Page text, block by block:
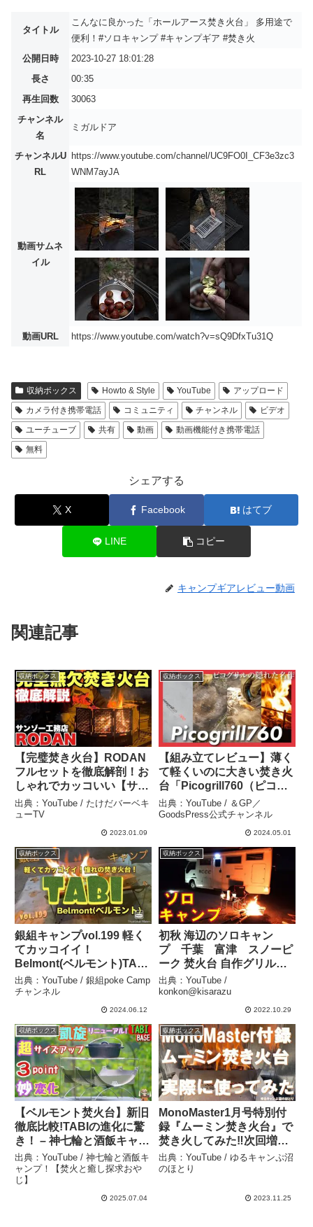
タイトル
こんなに良かった「ホールアース焚き火台」 多用途で
便利！#ソロキャンプ #キャンプギア #焚き火
公開日時
2023-10-27 18:01:28
長さ
00:35
再生回数
30063
チャンネル
名
ミガルドア
チャンネルU
RL
https://www.youtube.com/channel/UC9FO0I_CF3e3zc3
WNM7ayJA
動画サムネ
イル
動画URL https://www.youtube.com/watch?v=sQ9DfxTu31Q
収納ボックス Howto & Style YouTube
アップロード
カメラ付き携帯電話
コミュニティ チャンネル
ビデオ
ユーチューブ
共有 動画
動画機能付き携帯電話
無料
シェアする
X Facebook はてブ
LINE コピー
キャンプギアレビュー動画
関連記事
収納ボックス
【完璧焚き火台】RODAN
フルセットを徹底解剖！お
しゃれでカッコいい【サン
ゾー工務店ロダン】 – たけ
だバーベキューTV
出典：YouTube / たけだバーベキ
ューTV
2023.01.09
収納ボックス
【組み立てレビュー】薄く
て軽くいのに大きい焚き火
台「Picogrill760（ピコグ
リル760）」大は小を兼ね
る使い勝手の良さが魅力
#キャンプ #焚き火台 #ピコ
GoodsPress公式チャンネ
出典：YouTube / ＆GP／
GoodsPress公式チャンネル
2024.05.01
収納ボックス
銀組キャンプvol.199 軽く
てカッコイイ！
Belmont(ベルモント)TABI
レビューしてみた！ – 銀組
poke Campチャンネル
出典：YouTube / 銀組poke Camp
チャンネル
2024.06.12
収納ボックス
初秋 海辺のソロキャン
プ 千葉 富津 スノーピ
ーク 焚火台 自作グリルブ
リッジ おでん 海鮮バー
ベキュー キャンピングカ
ー シャワー 車中泊 –
出典：YouTube /
konkon@kisarazu
2022.10.29
収納ボックス
【ベルモント焚火台】新旧
徹底比較!TABIの進化に驚
き！ – 神七輪と酒飯キャン
プ！【焚火と癒し探求おや
じ】
出典：YouTube / 神七輪と酒飯キ
ャンプ！【焚火と癒し探求おや
じ】
2025.07.04
収納ボックス
MonoMaster1月号特別付
録『ムーミン焚き火台』で
焚き火してみた‼次回増刊
号の付録もコレまた激熱‼
– ゆるキャンぷ沼のほとり
出典：YouTube / ゆるキャンぷ沼
のほとり
2023.11.25